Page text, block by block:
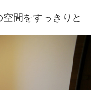
間をすっきりと